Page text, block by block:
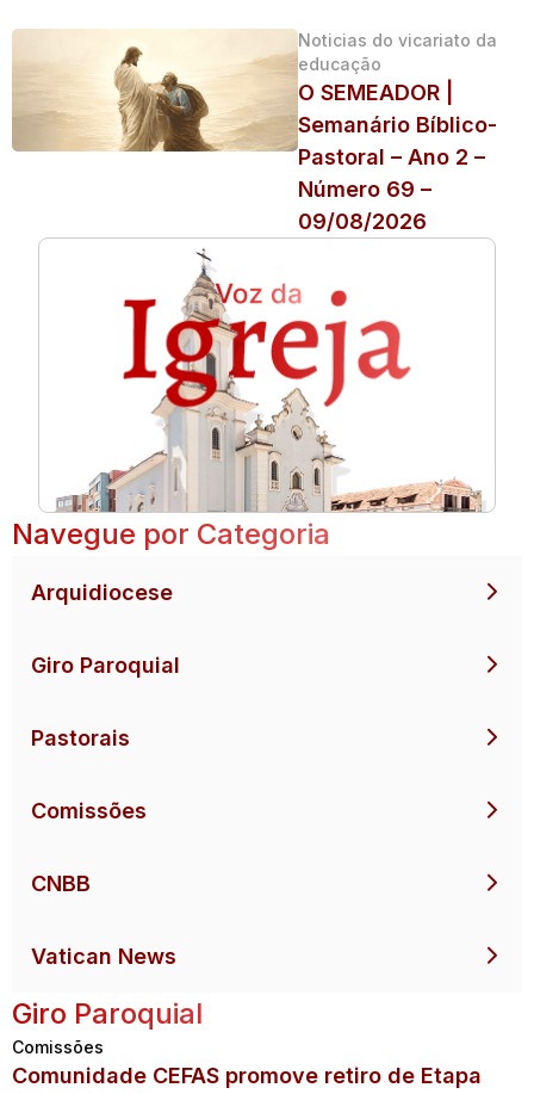
Noticias do vicariato da
educação
O SEMEADOR |
Semanário Bíblico-
Pastoral – Ano 2 –
Número 69 –
09/08/2026
Navegue por Categoria
Arquidiocese
Giro Paroquial
Pastorais
Comissões
CNBB
Vatican News
Giro Paroquial
Comissões
Comunidade CEFAS promove retiro de Etapa